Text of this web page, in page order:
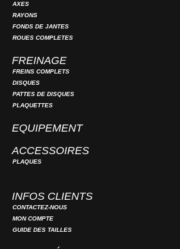
AXES
RAYONS
FONDS DE JANTES
ROUES COMPLETES
FREINAGE
FREINS COMPLETS
DISQUES
PATTES DE DISQUES
PLAQUETTES
EQUIPEMENT
ACCESSOIRES
PLAQUES
INFOS CLIENTS
CONTACTEZ-NOUS
MON COMPTE
GUIDE DES TAILLES